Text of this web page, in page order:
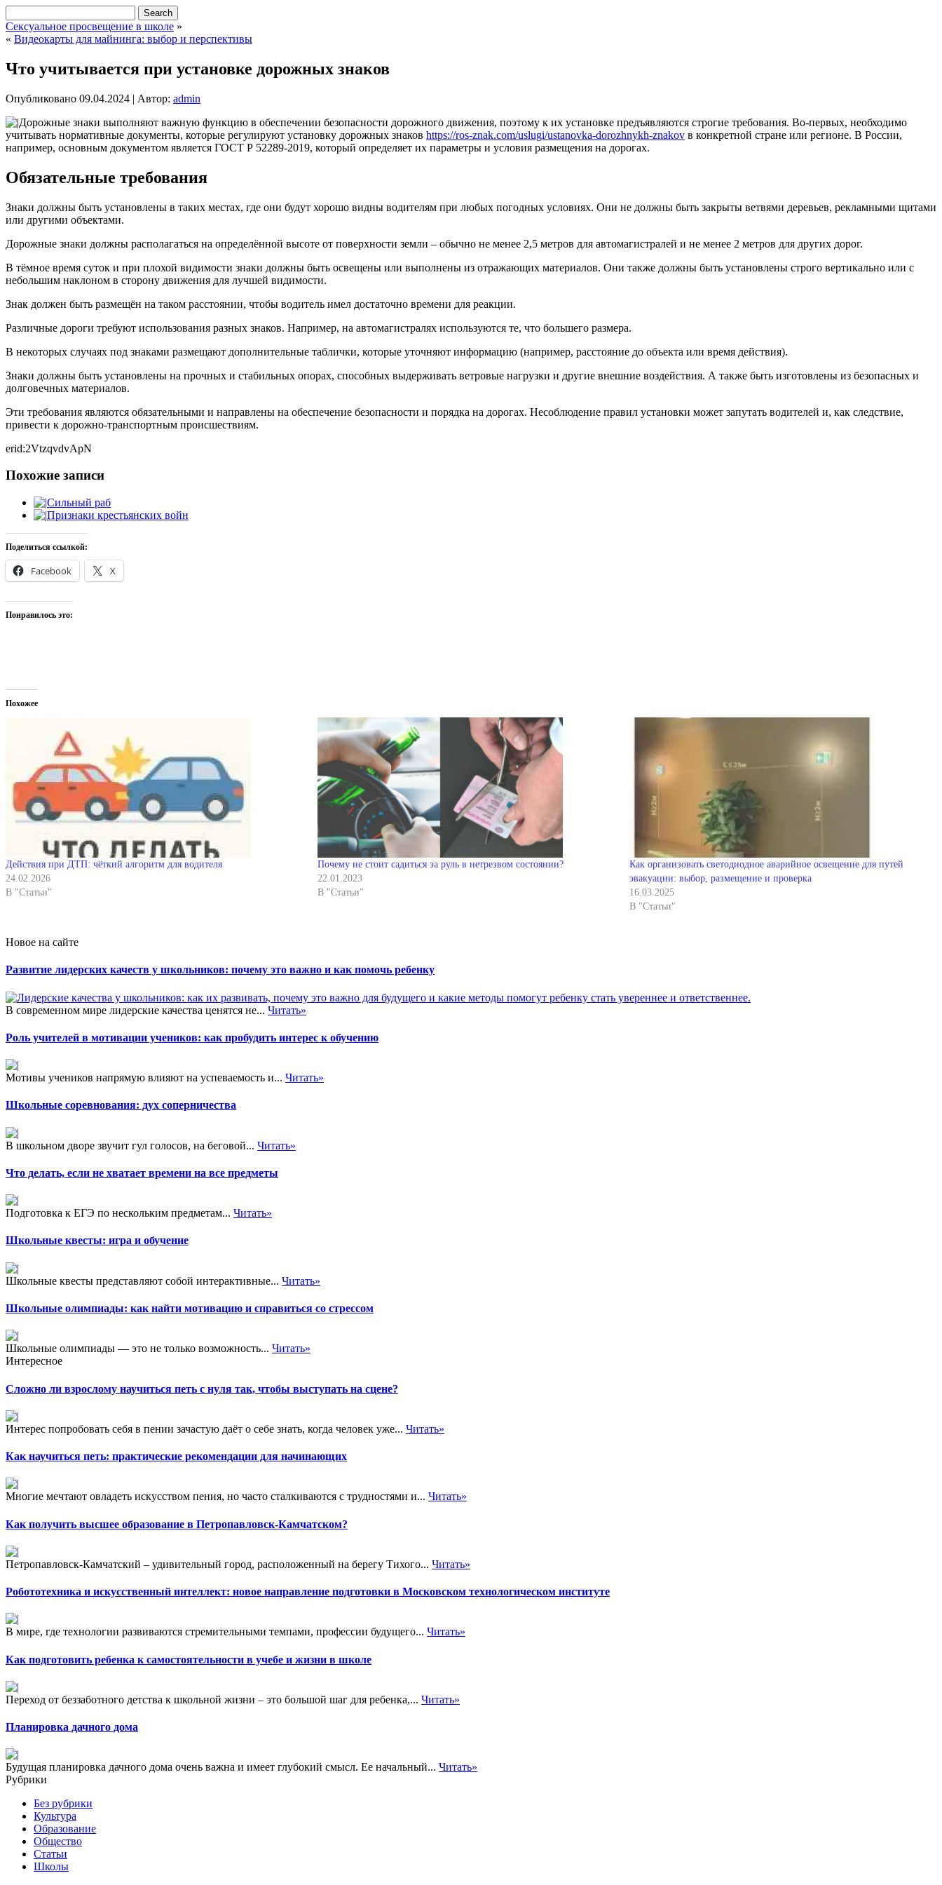
Сексуальное просвещение в школе »
« Видеокарты для майнинга: выбор и перспективы
Что учитывается при установке дорожных знаков
Опубликовано 09.04.2024 | Автор: admin
Дорожные знаки выполняют важную функцию в обеспечении безопасности дорожного движения, поэтому к их установке предъявляются строгие требования. Во-первых, необходимо
учитывать нормативные документы, которые регулируют установку дорожных знаков https://ros-znak.com/uslugi/ustanovka-dorozhnykh-znakov в конкретной стране или регионе. В России,
например, основным документом является ГОСТ Р 52289-2019, который определяет их параметры и условия размещения на дорогах.
Обязательные требования
Знаки должны быть установлены в таких местах, где они будут хорошо видны водителям при любых погодных условиях. Они не должны быть закрыты ветвями деревьев, рекламными щитами
или другими объектами.
Дорожные знаки должны располагаться на определённой высоте от поверхности земли – обычно не менее 2,5 метров для автомагистралей и не менее 2 метров для других дорог.
В тёмное время суток и при плохой видимости знаки должны быть освещены или выполнены из отражающих материалов. Они также должны быть установлены строго вертикально или с
небольшим наклоном в сторону движения для лучшей видимости.
Знак должен быть размещён на таком расстоянии, чтобы водитель имел достаточно времени для реакции.
Различные дороги требуют использования разных знаков. Например, на автомагистралях используются те, что большего размера.
В некоторых случаях под знаками размещают дополнительные таблички, которые уточняют информацию (например, расстояние до объекта или время действия).
Знаки должны быть установлены на прочных и стабильных опорах, способных выдерживать ветровые нагрузки и другие внешние воздействия. А также быть изготовлены из безопасных и
долговечных материалов.
Эти требования являются обязательными и направлены на обеспечение безопасности и порядка на дорогах. Несоблюдение правил установки может запутать водителей и, как следствие,
привести к дорожно-транспортным происшествиям.
erid:2VtzqvdvApN
Похожие записи
Сильный раб
Признаки крестьянских войн
Поделиться ссылкой:
Facebook X
Понравилось это:
Похожее
Действия при ДТП: чёткий алгоритм для водителя
24.02.2026
В "Статьи"
Почему не стоит садиться за руль в нетрезвом состоянии?
22.01.2023
В "Статьи"
Как организовать светодиодное аварийное освещение для путей
эвакуации: выбор, размещение и проверка
16.03.2025
В "Статьи"
Новое на сайте
Развитие лидерских качеств у школьников: почему это важно и как помочь ребенку
В современном мире лидерские качества ценятся не... Читать»
Роль учителей в мотивации учеников: как пробудить интерес к обучению
Мотивы учеников напрямую влияют на успеваемость и... Читать»
Школьные соревнования: дух соперничества
В школьном дворе звучит гул голосов, на беговой... Читать»
Что делать, если не хватает времени на все предметы
Подготовка к ЕГЭ по нескольким предметам... Читать»
Школьные квесты: игра и обучение
Школьные квесты представляют собой интерактивные... Читать»
Школьные олимпиады: как найти мотивацию и справиться со стрессом
Школьные олимпиады — это не только возможность... Читать»
Интересное
Сложно ли взрослому научиться петь с нуля так, чтобы выступать на сцене?
Интерес попробовать себя в пении зачастую даёт о себе знать, когда человек уже... Читать»
Как научиться петь: практические рекомендации для начинающих
Многие мечтают овладеть искусством пения, но часто сталкиваются с трудностями и... Читать»
Как получить высшее образование в Петропавловск-Камчатском?
Петропавловск-Камчатский – удивительный город, расположенный на берегу Тихого... Читать»
Робототехника и искусственный интеллект: новое направление подготовки в Московском технологическом институте
В мире, где технологии развиваются стремительными темпами, профессии будущего... Читать»
Как подготовить ребенка к самостоятельности в учебе и жизни в школе
Переход от беззаботного детства к школьной жизни – это большой шаг для ребенка,... Читать»
Планировка дачного дома
Будущая планировка дачного дома очень важна и имеет глубокий смысл. Ее начальный... Читать»
Рубрики
Без рубрики
Культура
Образование
Общество
Статьи
Школы